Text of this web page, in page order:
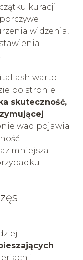
kuracji.
widzenia,
warto
po stronie
skuteczność,
wad pojawia
mniejsza
i